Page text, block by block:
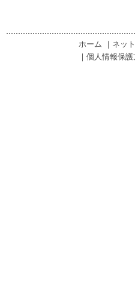
ホーム ｜ ネッ
｜ 個人情報保護